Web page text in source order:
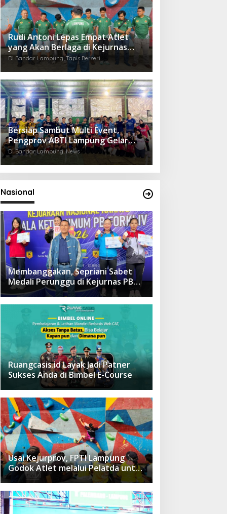
Rudi Antoni Lepas Empat Atlet
yang Akan Berlaga di Kejurnas
FPTI 2025 di Semarang
Di Bandar Lampung, Tapis Berseri
Bersiap Sambut Multi Event,
Pengprov ABTI Lampung Gelar
Pelatihan Derah
Di Bandar Lampung, News
Nasional
Membanggakan, Sepriani Sabet
Medali Perunggu di Kejurnas PB
Forki 2026
Ruangcasis.id Layak Jadi Patner
Sukses Anda di Bimbel E-Course
Usai Kejurprov, FPTI Lampung
Godok Atlet melalui Pelatda untuk
Kejurnas